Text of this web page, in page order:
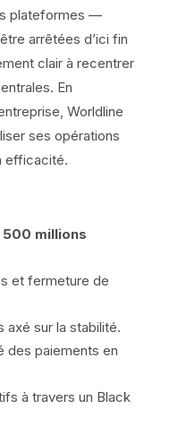
plateformes —
arrêtées d’ici fin
clair à recentrer
En
Worldline
ses opérations
efficacité.
500 millions
et fermeture de
axé sur la stabilité.
des paiements en
à travers un Black